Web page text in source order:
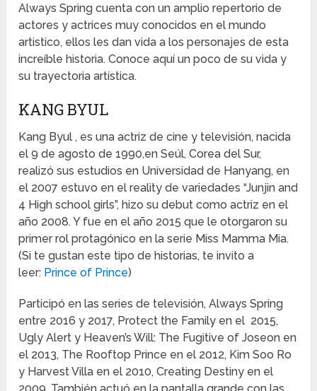
Always Spring cuenta con un amplio repertorio de
actores y actrices muy conocidos en el mundo
artistico, ellos les dan vida a los personajes de esta
increíble historia. Conoce aquí un poco de su vida y
su trayectoria artística.
KANG BYUL
Kang Byul , es una actriz de cine y televisión, nacida
el 9 de agosto de 1990,en Seúl, Corea del Sur,
realizó sus estudios en Universidad de Hanyang, en
el 2007 estuvo en el reality de variedades “Junjin and
4 High school girls”, hizo su debut como actriz en el
año 2008. Y fue en el año 2015 que le otorgaron su
primer rol protagónico en la serie Miss Mamma Mia.
(Si te gustan este tipo de historias, te invito a
leer: Prince of Prince)
Participó en las series de televisión, Always Spring
entre 2016 y 2017, Protect the Family en el 2015,
Ugly Alert y Heaven’s Will: The Fugitive of Joseon en
el 2013, The Rooftop Prince en el 2012, Kim Soo Ro
y Harvest Villa en el 2010, Creating Destiny en el
2009. También actuó en la pantalla grande con las